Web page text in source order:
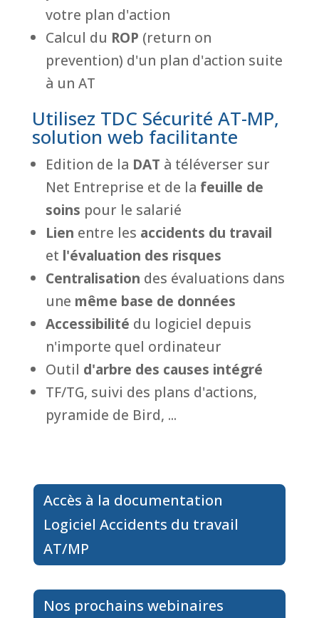
votre plan d'action
Calcul du ROP (return on
prevention) d'un plan d'action suite
à un AT
Utilisez TDC Sécurité AT-MP,
solution web facilitante
Edition de la DAT à téléverser sur
Net Entreprise et de la feuille de
soins pour le salarié
Lien entre les accidents du travail
et l'évaluation des risques
Centralisation des évaluations dans
une même base de données
Accessibilité du logiciel depuis
n'importe quel ordinateur
Outil d'arbre des causes intégré
TF/TG, suivi des plans d'actions,
pyramide de Bird, ...
Accès à la documentation
Logiciel Accidents du travail
AT/MP
Nos prochains webinaires